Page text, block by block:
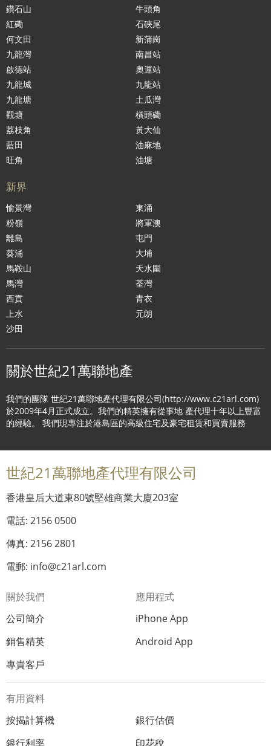
鑽石山
紅磡
何文田
九龍灣
啟德站
九龍城
九龍塘
觀塘
荔枝角
藍田
旺角
牛頭角
石硤尾
新蒲崗
南昌站
奧運站
九龍站
土瓜灣
橫頭磡
黃大仙
油麻地
油塘
新界
愉景灣
粉嶺
離島
葵涌
馬鞍山
馬灣
西貢
上水
沙田
東涌
將軍澳
屯門
大埔
天水圍
荃灣
青衣
元朗
關於世紀21萬聯地產
我們的團隊 世紀21萬聯地產代理有限公司(http://www.c21arl.com)
於2009年4月正式成立。我們的精英擁有從事地 產代理十年以上豐富
的經驗。 我們現專注於港島區的高級住宅及豪宅租賃和買賣服務
世紀21萬聯地產代理有限公司
香港皇后大道東80號堅雄商業大廈203室
電話: 2156 0500
傳真: 2156 2801
電郵: info@c21arl.com
關於我們
公司簡介
銷售精英
專貴客戶
應用程式
iPhone App
Android App
有用資料
按揭計算機
銀行估價
銀行利率
印花稅